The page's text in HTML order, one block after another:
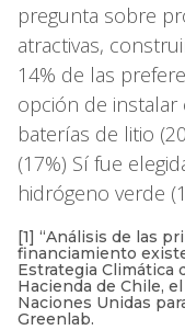
pregunta sobre
atractivas,
14% de las
opción de instalar
baterías de litio
(17%) Sí fue
hidrógeno verde
[1] “Análisis de las
financiamiento
Estrategia Climática
Hacienda de Chile,
Naciones Unidas
Greenlab.